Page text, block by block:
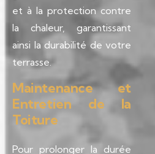
et à la protection contre
la chaleur, garantissant
ainsi la durabilité de votre
terrasse.
Maintenance et
Entretien de la
Toiture
Pour prolonger la durée